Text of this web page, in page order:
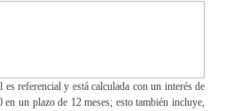
referencial y está calculada con un interés de
un plazo de 12 meses; esto también incluye,